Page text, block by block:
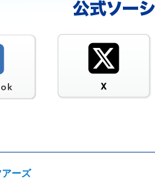
ーズ